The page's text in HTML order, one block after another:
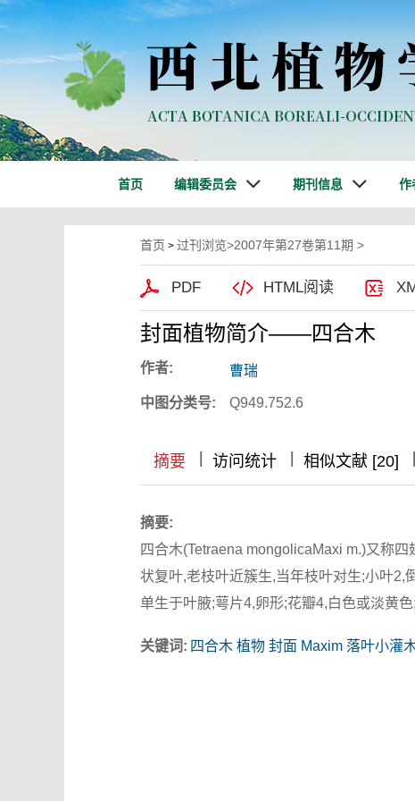
首页 编辑委员会 期刊信息 作
首页 > 过刊浏览>2007年第27卷第11期 >
PDF HTML阅读
封面植物简介——四合木
作者: 曹瑞
中图分类号: Q949.752.6
摘要 || 访问统计 || 相似文献 [20] |||
摘要:
四合木(Tetraena mongolicaMaxi m.)又称
状复叶,老枝叶近簇生,当年枝叶对生;小叶2,
单生于叶腋;萼片4,卵形;花瓣4,白色或淡黄
关键词: 四合木 植物 封面 Maxim 落叶小灌